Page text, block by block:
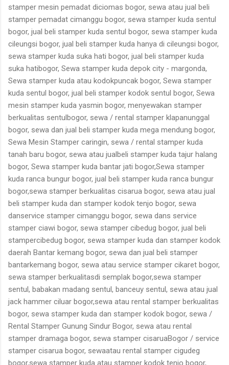
stamper mesin pemadat diciomas bogor, sewa atau jual beli
stamper pemadat cimanggu bogor, sewa stamper kuda sentul
bogor, jual beli stamper kuda sentul bogor, sewa stamper kuda
cileungsi bogor, jual beli stamper kuda hanya di cileungsi bogor,
sewa stamper kuda suka hati bogor, jual beli stamper kuda
suka hatibogor, Sewa stamper kuda depok city - margonda,
Sewa stamper kuda atau kodokpuncak bogor, Sewa stamper
kuda sentul bogor, jual beli stamper kodok sentul bogor, Sewa
mesin stamper kuda yasmin bogor, menyewakan stamper
berkualitas sentulbogor, sewa / rental stamper klapanunggal
bogor, sewa dan jual beli stamper kuda mega mendung bogor,
Sewa Mesin Stamper caringin, sewa / rental stamper kuda
tanah baru bogor, sewa atau jualbeli stamper kuda tajur halang
bogor, Sewa stamper kuda bantar jati bogor,Sewa stamper
kuda ranca bungur bogor, jual beli stamper kuda ranca bungur
bogor,sewa stamper berkualitas cisarua bogor, sewa atau jual
beli stamper kuda dan stamper kodok tenjo bogor, sewa
danservice stamper cimanggu bogor, sewa dans service
stamper ciawi bogor, sewa stamper cibedug bogor, jual beli
stampercibedug bogor, sewa stamper kuda dan stamper kodok
daerah Bantar kemang bogor, sewa dan jual beli stamper
bantarkemang bogor, sewa atau service stamper cikaret bogor,
sewa stamper berkualitasdi semplak bogor,sewa stamper
sentul, babakan madang sentul, banceuy sentul, sewa atau jual
jack hammer ciluar bogor,sewa atau rental stamper berkualitas
bogor, sewa stamper kuda dan stamper kodok bogor, sewa /
Rental Stamper Gunung Sindur Bogor, sewa atau rental
stamper dramaga bogor, sewa stamper cisaruaBogor / service
stamper cisarua bogor, sewaatau rental stamper cigudeg
bogor,sewa stamper kuda atau stamper kodok tenjo bogor,